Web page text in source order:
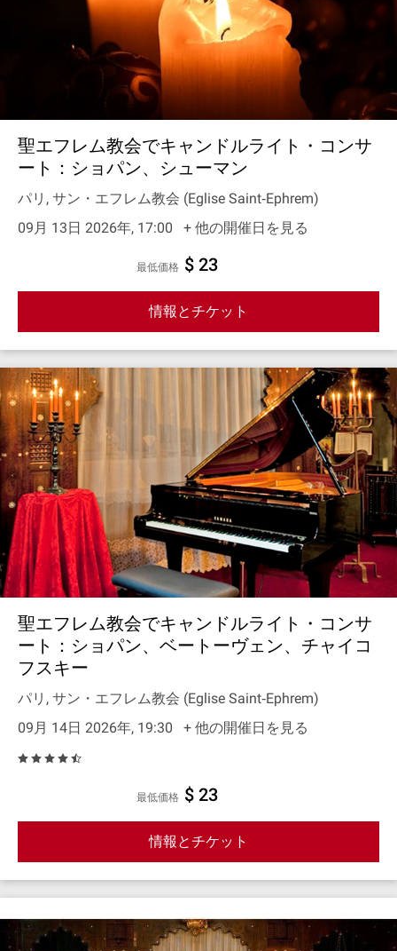
聖エフレム教会でキャンドルライト・コンサ
ート：ショパン、シューマン
パリ, サン・エフレム教会 (Eglise Saint‐Ephrem)
09月 13日 2026年, 17:00
+ 他の開催日を見る
最低価格 $ 23
情報とチケット
聖エフレム教会でキャンドルライト・コンサ
ート：ショパン、ベートーヴェン、チャイコ
フスキー
パリ, サン・エフレム教会 (Eglise Saint‐Ephrem)
09月 14日 2026年, 19:30
+ 他の開催日を見る
最低価格 $ 23
情報とチケット